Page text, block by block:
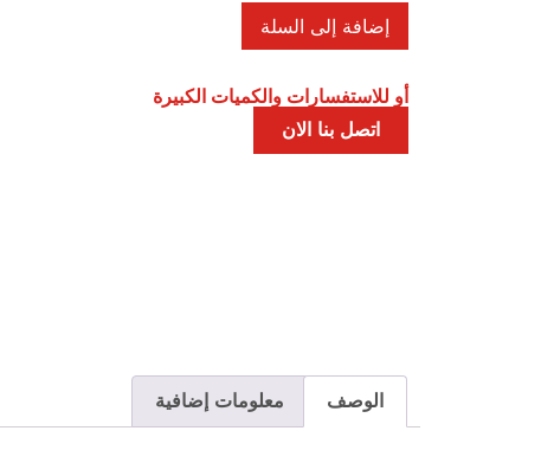
إضافة إلى السلة
أو للاستفسارات والكميات الكبيرة
اتصل بنا الان
الوصف معلومات إضافية